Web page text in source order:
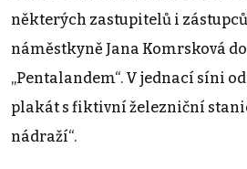
některých zastupitelů i
náměstkyně Jana Komrsková
„Pentalandem“. V jednací síni
plakát s fiktivní železniční
nádraží“.